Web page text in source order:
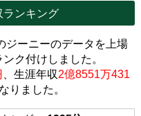
ランキング
ジーニーのデータを上場
ク付けしました。
、生涯年収2億8551万431
りました。